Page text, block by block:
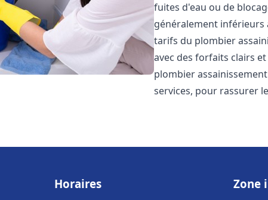
fuites d'eau ou de
généralement inférieurs
tarifs du plombier
avec des forfaits clairs
plombier
services, pour rassurer
Horaires Zone